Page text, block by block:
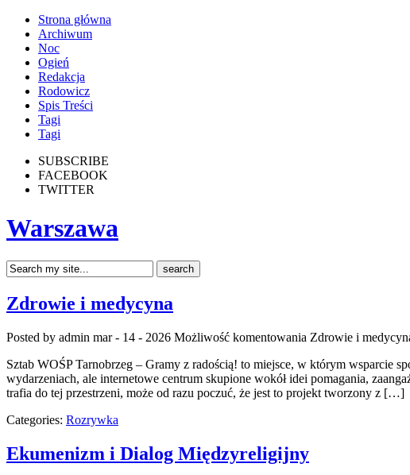
Strona główna
Archiwum
Noc
Ogień
Redakcja
Rodowicz
Spis Treści
Tagi
Tagi
SUBSCRIBE
FACEBOOK
TWITTER
Warszawa
Zdrowie i medycyna
Posted by admin mar - 14 - 2026 Możliwość komentowania Zdrowie i
Sztab WOŚP Tarnobrzeg – Gramy z radością! to miejsce, w którym wsparcie
wydarzeniach, ale internetowe centrum skupione wokół idei pomagania,
trafia do tej przestrzeni, może od razu poczuć, że jest to projekt tworzony z […]
Categories: Rozrywka
Ekumenizm i Dialog Międzyreligijny